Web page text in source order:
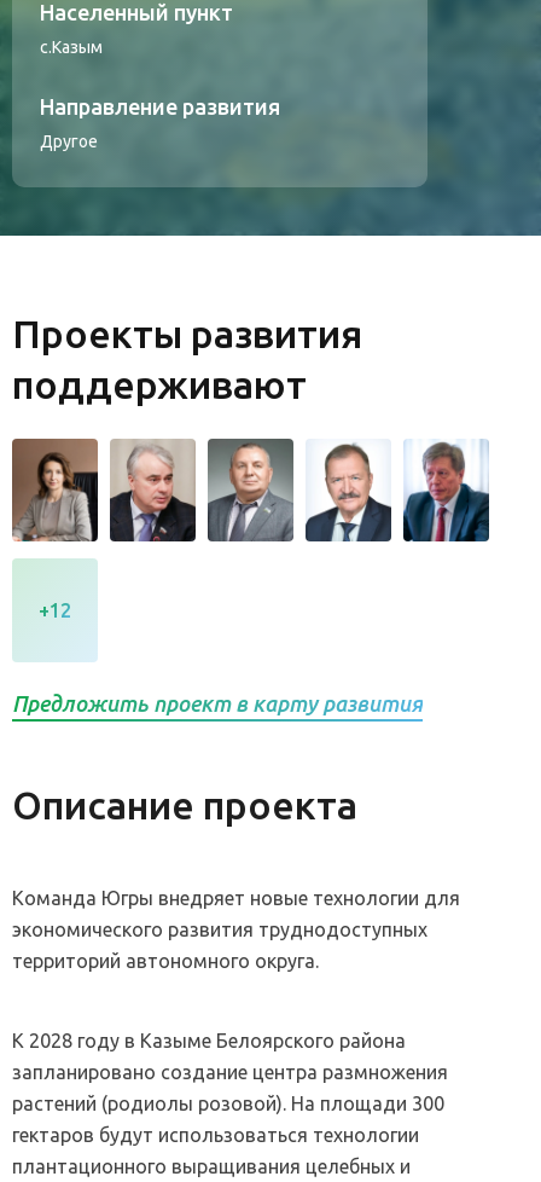
Населенный пункт
с.Казым
Направление развития
Другое
Проекты развития
поддерживают
+12
Предложить проект в карту развития
Описание проекта
Команда Югры внедряет новые технологии для
экономического развития труднодоступных
территорий автономного округа.
К 2028 году в Казыме Белоярского района
запланировано создание центра размножения
растений (родиолы розовой). На площади 300
гектаров будут использоваться технологии
плантационного выращивания целебных и